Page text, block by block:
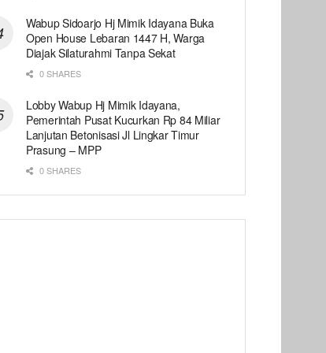
Wabup Sidoarjo Hj Mimik Idayana Buka
Open House Lebaran 1447 H, Warga
Diajak Silaturahmi Tanpa Sekat
0 SHARES
Lobby Wabup Hj Mimik Idayana,
Pemerintah Pusat Kucurkan Rp 84 Miliar
Lanjutan Betonisasi Jl Lingkar Timur
Prasung – MPP
0 SHARES